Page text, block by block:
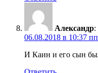
Александр:
06.08.2018 в 10:37 пп
И Каин и его сын